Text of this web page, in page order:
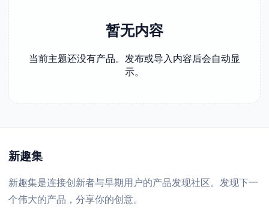
暂无内容
当前主题还没有产品。发布或导入内容后会自动显
示。
新趣集
新趣集是连接创新者与早期用户的产品发现社区。发现下一
个伟大的产品，分享你的创意。